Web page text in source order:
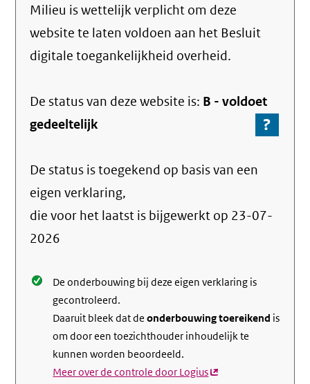
Milieu is wettelijk verplicht om deze
website te laten voldoen aan het Besluit
digitale toegankelijkheid overheid.
De status van dezewebsite is: B -voldoet
gedeeltelijk
?
Ga
over
De status is toegekend op basis van een
eigen verklaring,
die voor het laatst is bijgewerkt op 23-07-
2026
De onderbouwing bij deze eigen verklaring is
gecontroleerd.
Daaruit bleek dat deonderbouwing toereikend is
om door een toezichthouder inhoudelijk te
kunnen worden beoordeeld.
Meer over de controle door Logius(externe